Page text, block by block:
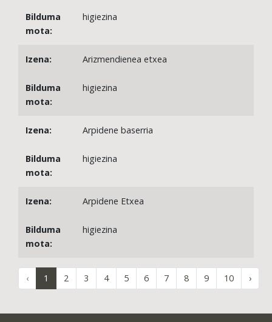
higiezina
Arizmendienea etxea
higiezina
Arpidene baserria
higiezina
Arpidene Etxea
higiezina
‹ 1 2 3 4 5 6 7 8 9 10 ›